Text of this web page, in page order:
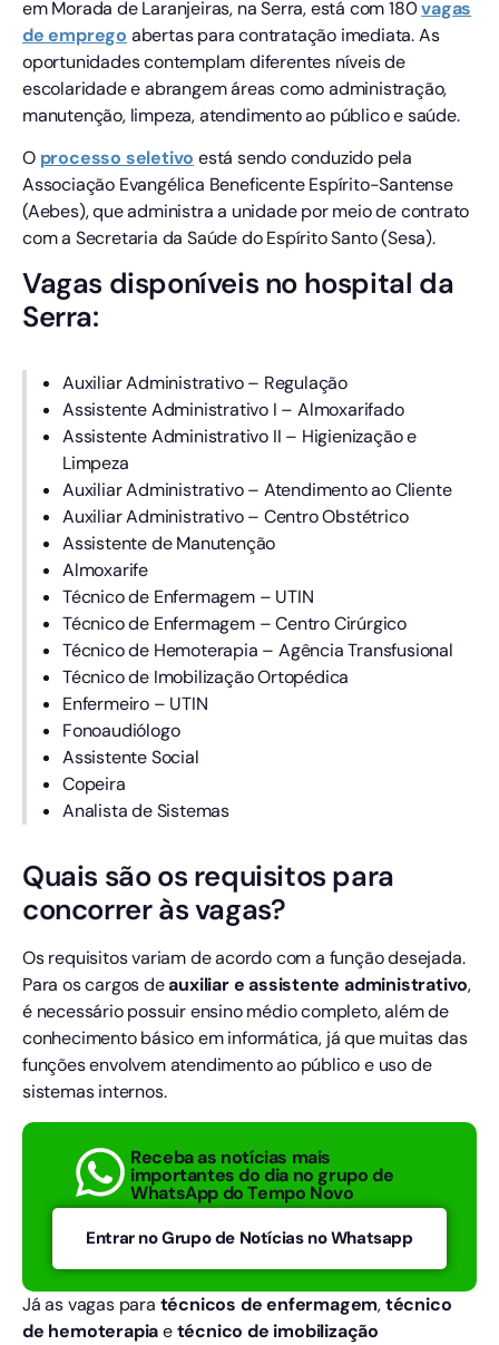
em Morada de Laranjeiras, na Serra, está com 180vagas
de emprego abertas para contratação imediata. As
oportunidades contemplam diferentes níveis de
escolaridade e abrangem áreas como administração,
manutenção, limpeza, atendimento ao público e saúde.
O processo seletivo está sendo conduzido pela
Associação Evangélica Beneficente Espírito-Santense
(Aebes), que administra a unidade por meio de contrato
com a Secretaria da Saúde do Espírito Santo (Sesa).
Vagas disponíveis no hospital da
Serra:
Auxiliar Administrativo – Regulação
Assistente Administrativo I – Almoxarifado
Assistente Administrativo II – Higienização e
Limpeza
Auxiliar Administrativo – Atendimento ao Cliente
Auxiliar Administrativo – Centro Obstétrico
Assistente de Manutenção
Almoxarife
Técnico de Enfermagem – UTIN
Técnico de Enfermagem – Centro Cirúrgico
Técnico de Hemoterapia – Agência Transfusional
Técnico de Imobilização Ortopédica
Enfermeiro – UTIN
Fonoaudiólogo
Assistente Social
Copeira
Analista de Sistemas
Quais são os requisitos para
concorrer às vagas?
Os requisitos variam de acordo com a função desejada.
Para os cargos deauxiliar e assistente administrativo,
é necessário possuir ensino médio completo, além de
conhecimento básico em informática, já que muitas das
funções envolvem atendimento ao público e uso de
sistemas internos.
Receba as notícias mais
importantes do dia no grupo de
WhatsApp do Tempo Novo
Entrar no Grupo de Notícias no Whatsapp
Já as vagas para técnicos de enfermagem,técnico
de hemoterapiaetécnico de imobilização